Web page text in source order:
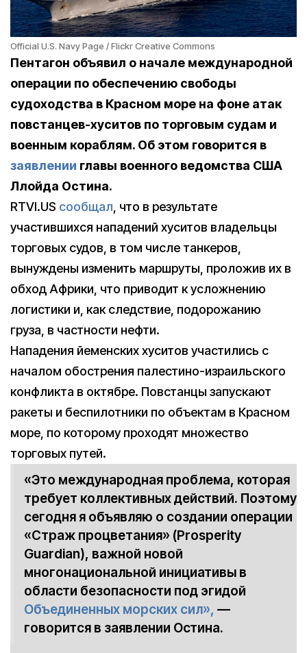
Official U.S. Navy Page / Flickr Creative Commons
Пентагон объявил о начале международной
операции по обеспечению свободы
судоходства в Красном море на фоне атак
повстанцев-хуситов по торговым судам и
военным кораблям. Об этом говорится в
заявлении главы военного ведомства США
Ллойда Остина.
RTVI.US сообщал, что в результате
участившихся нападений хуситов владельцы
торговых судов, в том числе танкеров,
вынуждены изменить маршруты, проложив их в
обход Африки, что приводит к усложнению
логистики и, как следствие, подорожанию
груза, в частности нефти.
Нападения йеменских хуситов участились с
началом обострения палестино-израильского
конфликта в октябре. Повстанцы запускают
ракеты и беспилотники по объектам в Красном
море, по которому проходят множество
торговых путей.
«Это международная проблема, которая
требует коллективных действий. Поэтому
сегодня я объявляю о создании операции
«Страж процветания» (Prosperity
Guardian), важной новой
многонациональной инициативы в
области безопасности под эгидой
Объединенных морских сил», —
говорится в заявлении Остина.